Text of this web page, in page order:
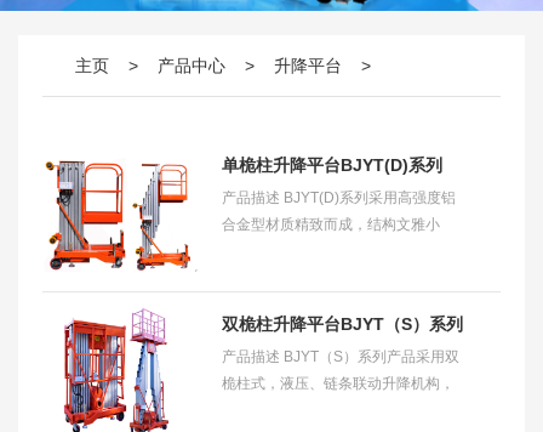
主页 > 产品中心 > 升降平台 >
单桅柱升降平台BJYT(D)系列
产品描述 BJYT(D)系列采用高强度铝
合金型材质精致而成，结构文雅小
双桅柱升降平台BJYT（S）系列
产品描述 BJYT（S）系列产品采用双
桅柱式，液压、链条联动升降机构，